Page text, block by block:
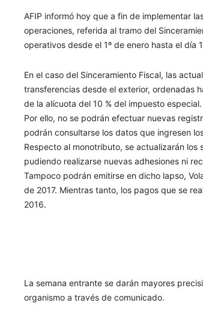
AFIP informó hoy que a fin de implementar
operaciones, referida al tramo del
operativos desde el 1º de enero hasta el día
En el caso del Sinceramiento Fiscal, las
transferencias desde el exterior, ordenadas
de la alícuota del 10 % del impuesto especial.
Por ello, no se podrán efectuar nuevas
podrán consultarse los datos que ingresen
Respecto al monotributo, se actualizarán
pudiendo realizarse nuevas adhesiones ni
Tampoco podrán emitirse en dicho lapso,
de 2017. Mientras tanto, los pagos que se
2016.
La semana entrante se darán mayores
organismo a través de comunicado.